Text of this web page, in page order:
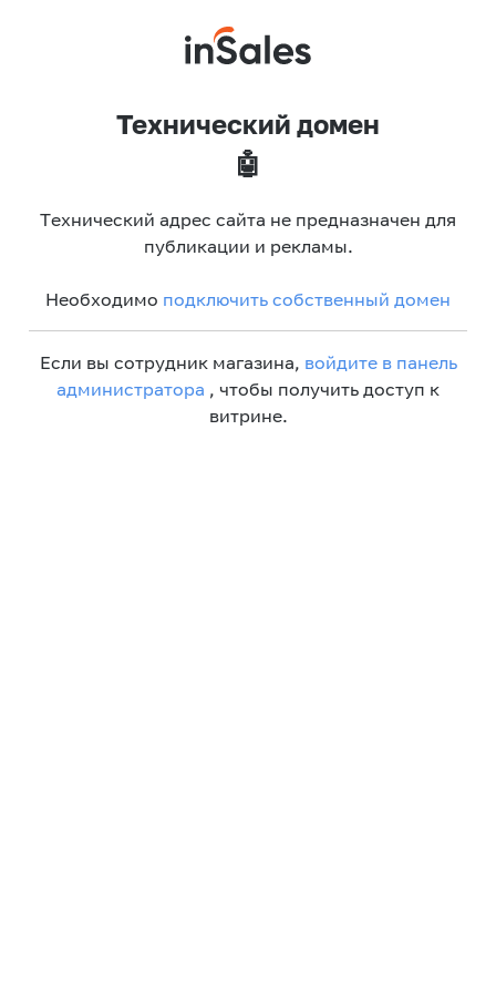
Технический домен
🤖
Технический адрес сайта не предназначен для
публикации и рекламы.
Необходимо подключить собственный домен
Если вы сотрудник магазина, войдите в панель
администратора , чтобы получить доступ к
витрине.